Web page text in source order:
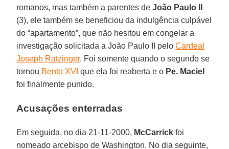
romanos, mas também a parentes deJoão Paulo II
(3), ele também se beneficiou da indulgência culpável
do “apartamento”, que não hesitou em congelar a
investigação solicitada a João Paulo II peloCardeal
Joseph Ratzinger. Foi somente quando o segundo se
tornou Bento XVI que ela foi reaberta e o Pe. Maciel
foi finalmente punido.
Acusações enterradas
Em seguida, no dia 21-11-2000, McCarrick foi
nomeado arcebispo de Washington. No dia seguinte,